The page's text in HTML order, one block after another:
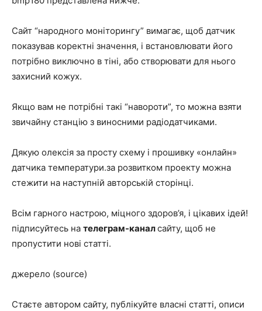
Сайт “народного моніторингу” вимагає, щоб датчик
показував коректні значення, і встановлювати його
потрібно виключно в тіні, або створювати для нього
захисний кожух.
Якщо вам не потрібні такі “навороти”, то можна взяти
звичайну станцію з виносними радіодатчиками.
Дякую олексія за просту схему і прошивку «онлайн»
датчика температури.за розвитком проекту можна
стежити на наступній авторській сторінці.
Всім гарного настрою, міцного здоров’я, і цікавих ідей!
підписуйтесь на телеграм-каналсайту, щоб не
пропустити нові статті.
джерело (source)
Стаєте автором сайту, публікуйте власні статті, описи